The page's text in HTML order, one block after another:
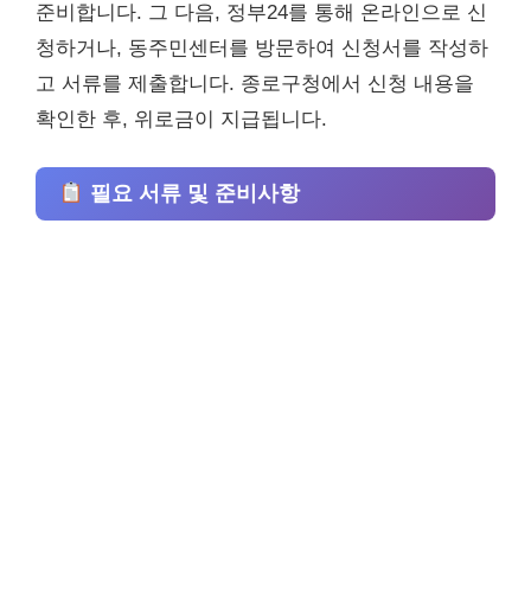
준비합니다. 그 다음, 정부24를 통해 온라인으로 신
청하거나, 동주민센터를 방문하여 신청서를 작성하
고 서류를 제출합니다. 종로구청에서 신청 내용을
확인한 후, 위로금이 지급됩니다.
필요 서류 및 준비사항